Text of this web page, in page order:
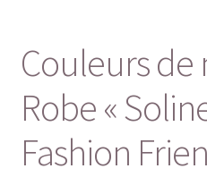
Couleurs
Robe «
Fashion